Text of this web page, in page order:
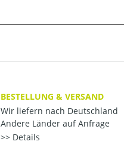
BESTELLUNG & VERSAND
Wir liefern nach Deutschland
Andere Länder auf Anfrage
Details